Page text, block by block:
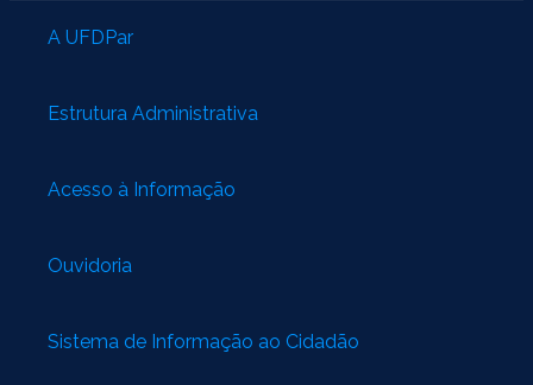
A UFDPar
Estrutura Administrativa
Acesso à Informação
Ouvidoria
Sistema de Informação ao Cidadão